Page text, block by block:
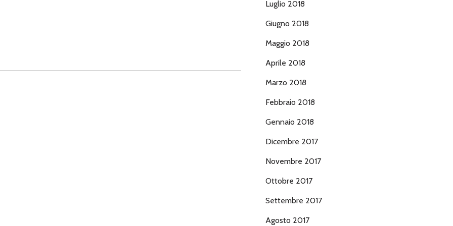
Luglio 2018
Giugno 2018
Maggio 2018
Aprile 2018
Marzo 2018
Febbraio 2018
Gennaio 2018
Dicembre 2017
Novembre 2017
Ottobre 2017
Settembre 2017
Agosto 2017